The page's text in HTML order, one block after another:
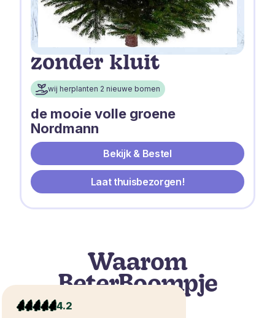
zonder kluit
wij herplanten 2 nieuwe bomen
de mooie volle groene
Nordmann
Bekijk & Bestel
Laat thuisbezorgen!
Waarom
BeterBoompje
4.2